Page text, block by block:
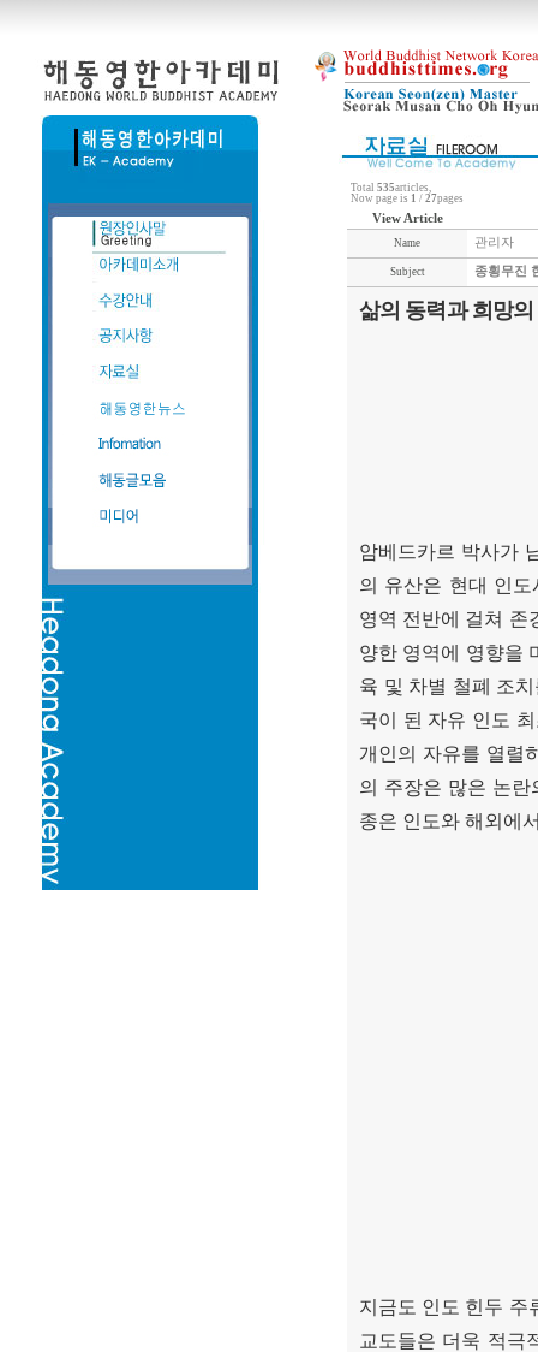
Total 535articles,
Now page is 1 / 27pages
View Article
Name 관리자
Subject 종횡무진
삶의 동력과 희망
암베드카르 박사가
의 유산은 현대 인
영역 전반에 걸쳐 존
양한 영역에 영향을
육 및 차별 철폐 조
국이 된 자유 인도
개인의 자유를 열렬
의 주장은 많은 논
종은 인도와 해외에
지금도 인도 힌두 주
교도들은 더욱 적극